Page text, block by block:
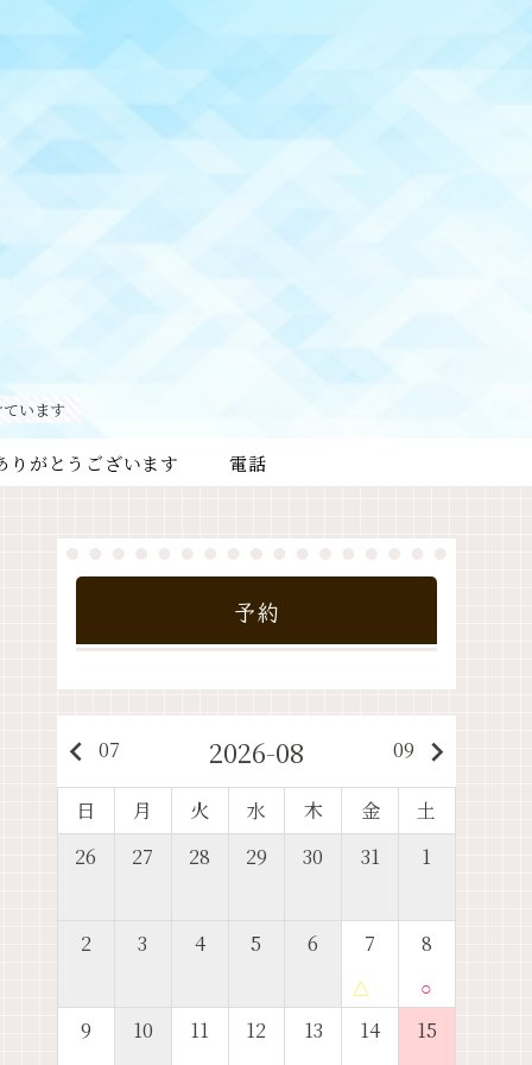
います
りがとうございます 電話
予約
keyboard_arrow_left 07 2026-08 09 keyboard_arrow_right
日 月 火 水 木 金
土
26
27 28 29 30 31 1
2 3 4 5 6 7
△
8
○
9 10 11 12 13 14 15